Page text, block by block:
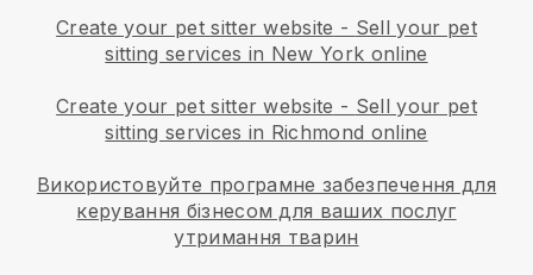
Create your pet sitter website - Sell your pet
sitting services in New York online
Create your pet sitter website - Sell your pet
sitting services in Richmond online
Використовуйте програмне забезпечення для
керування бізнесом для ваших послуг
утримання тварин